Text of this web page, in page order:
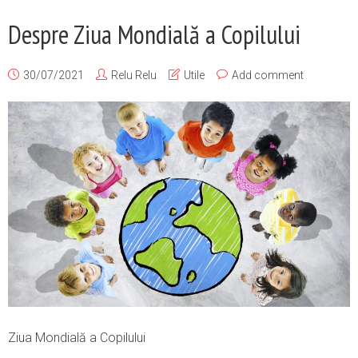
Despre Ziua Mondială a Copilului
30/07/2021 Relu Relu Utile Add comment
Ziua Mondială a Copilului